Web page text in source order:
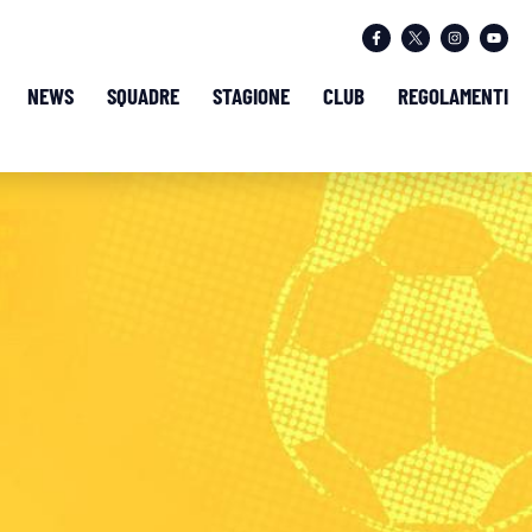
NEWS SQUADRE STAGIONE CLUB REGOLAMENTI